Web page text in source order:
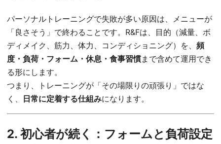
パーソナルトレーニングで失敗が多い原因は、メニューが
「良さそう」で終わることです。R&Fは、目的（減量、ボ
ディメイク、筋力、体力、コンディショニング）を、 頻
度・負荷・フォーム・休息・食事習慣まで含めて運用でき
る形にします。
つまり、トレーニングが「その場限りの頑張り」ではな
く、 日常に定着する仕組みになります。
2. 初心者が続く：フォームと負荷設定